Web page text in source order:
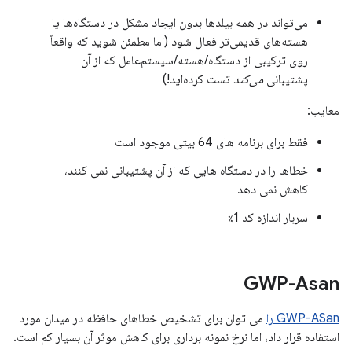
می‌تواند در همه بیلدها بدون ایجاد مشکل در دستگاه‌ها یا
هسته‌های قدیمی‌تر فعال شود (اما مطمئن شوید که واقعاً
روی ترکیبی از دستگاه/هسته/سیستم‌عامل که از آن
پشتیبانی می‌کند تست کرده‌اید!)
معایب:
فقط برای برنامه های 64 بیتی موجود است
خطاها را در دستگاه هایی که از آن پشتیبانی نمی کنند،
کاهش نمی دهد
سربار اندازه کد 1٪
GWP-Asan
GWP-ASan را
می توان برای تشخیص خطاهای حافظه در میدان مورد
استفاده قرار داد، اما نرخ نمونه برداری برای کاهش موثر آن بسیار کم است.